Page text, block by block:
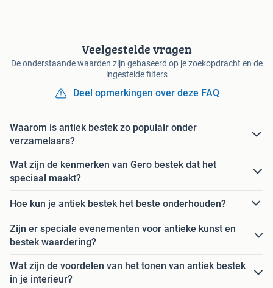
Veelgestelde vragen
De onderstaande waarden zijn gebaseerd op je zoekopdracht en de
ingestelde filters
Deel opmerkingen over deze FAQ
Waarom is antiek bestek zo populair onder
verzamelaars?
Wat zijn de kenmerken van Gero bestek dat het
speciaal maakt?
Hoe kun je antiek bestek het beste onderhouden?
Zijn er speciale evenementen voor antieke kunst en
bestek waardering?
Wat zijn de voordelen van het tonen van antiek bestek
in je interieur?